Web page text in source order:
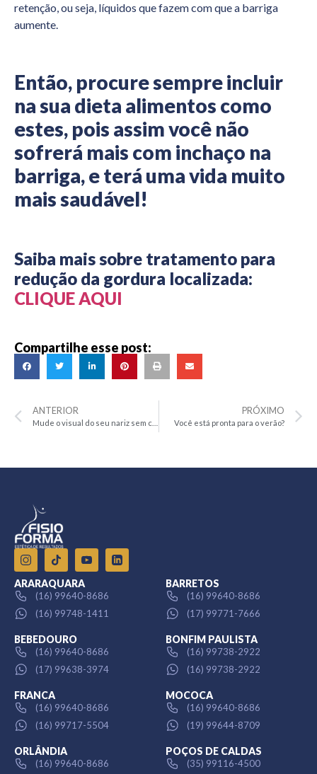
retenção, ou seja, líquidos que fazem com que a barriga
aumente.
Então, procure sempre incluir
na sua dieta alimentos como
estes, pois assim você não
sofrerá mais com inchaço na
barriga, e terá uma vida muito
mais saudável!
Saiba mais sobre tratamento para
redução da gordura localizada:
CLIQUE AQUI
Compartilhe esse post:
ANTERIOR PRÓXIMO
Você está pronta para o verão?
ARARAQUARA
(16) 99640-8686
(16) 99748-1411
BARRETOS
(16) 99640-8686
(17) 99771-7666
BEBEDOURO
(16) 99640-8686
(17) 99638-3974
BONFIM PAULISTA
(16) 99738-2922
(16) 99738-2922
FRANCA
(16) 99640-8686
(16) 99717-5504
MOCOCA
(16) 99640-8686
(19) 99644-8709
ORLÂNDIA
(16) 99640-8686
POÇOS DE CALDAS
(35) 99116-4500